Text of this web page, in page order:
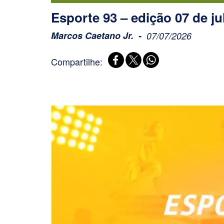
Esporte 93 – edição 07 de
Marcos Caetano Jr. 07/07/2026
Compartilhe: